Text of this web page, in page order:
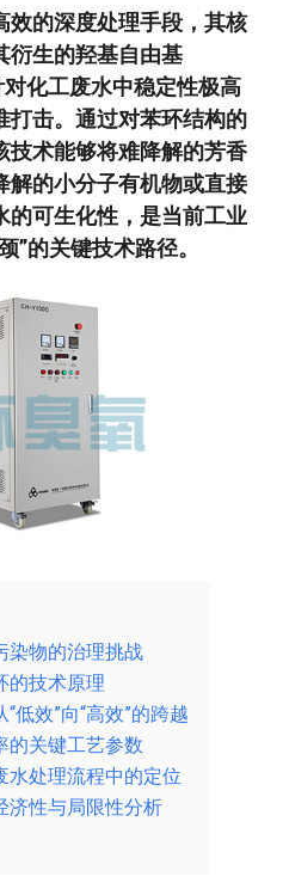
效的深度处理手段，其核
衍生的羟基自由基
对化工废水中稳定性极高
打击。通过对苯环结构的
技术能够将难降解的芳香
解的小分子有机物或直接
的可生化性，是当前工业
”的关键技术路径。
染物的治理挑战
的技术原理
低效”向“高效”的跨越
的关键工艺参数
水处理流程中的定位
济性与局限性分析